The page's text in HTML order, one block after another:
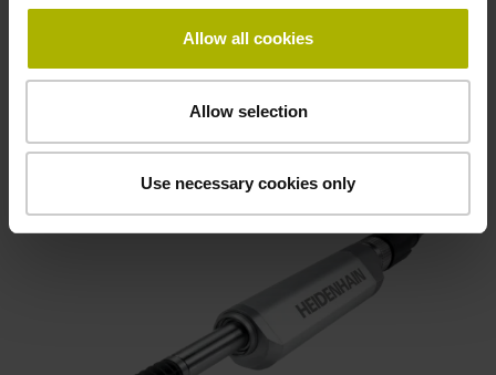
Allow all cookies
Allow selection
Use necessary cookies only
Sehr kompakte Bauform